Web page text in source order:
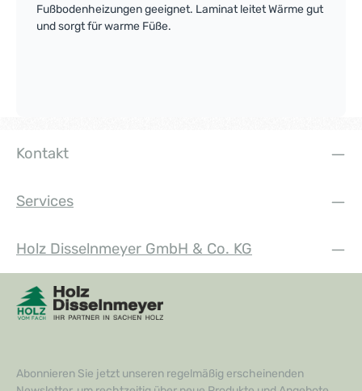
Fußbodenheizungen geeignet. Laminat leitet Wärme gut
und sorgt für warme Füße.
Kontakt
Services
Holz Disselnmeyer GmbH & Co. KG
Abonnieren Sie jetzt unseren regelmäßig erscheinenden